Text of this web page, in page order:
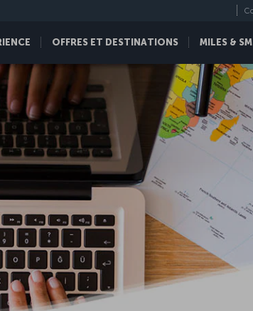
OFFRES ET DESTINATIONS MILES &